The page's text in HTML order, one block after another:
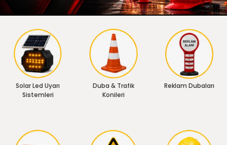
Solar Led Uyarı
Sistemleri
Duba & Trafik
Konileri
Reklam Dubaları